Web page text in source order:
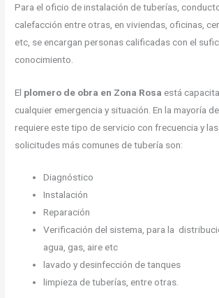
Para el oficio de instalación de tuberías,
calefacción entre otras, en viviendas, oficinas,
etc, se encargan personas calificadas con el
conocimiento.
El plomero de obra en Zona Rosa está
cualquier emergencia y situación. En la mayoría
requiere este tipo de servicio con frecuencia y
solicitudes más comunes de tubería son:
Diagnóstico
Instalación
Reparación
Verificación del sistema, para la
agua, gas, aire etc
lavado y desinfección de tanques
limpieza de tuberías, entre otras.